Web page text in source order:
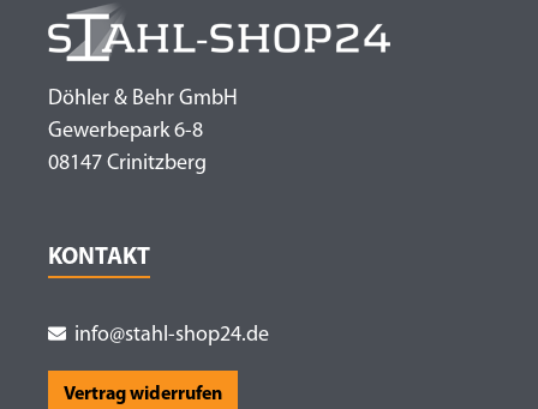
Döhler & Behr GmbH
Gewerbepark 6-8
08147 Crinitzberg
KONTAKT
info@stahl-shop24.de
Vertrag widerrufen